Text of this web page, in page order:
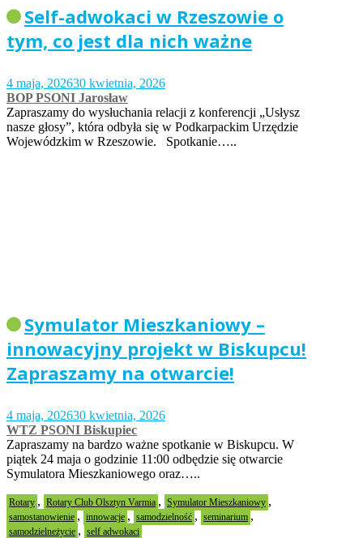
Self-adwokaci w Rzeszowie o
tym, co jest dla nich ważne
4 maja, 202630 kwietnia, 2026
BOP PSONI Jarosław
Zapraszamy do wysłuchania relacji z konferencji „Usłysz
nasze głosy”, która odbyła się w Podkarpackim Urzędzie
Wojewódzkim w Rzeszowie. Spotkanie…..
Symulator Mieszkaniowy –
innowacyjny projekt w Biskupcu!
Zapraszamy na otwarcie!
4 maja, 202630 kwietnia, 2026
WTZ PSONI Biskupiec
Zapraszamy na bardzo ważne spotkanie w Biskupcu. W
piątek 24 maja o godzinie 11:00 odbędzie się otwarcie
Symulatora Mieszkaniowego oraz…..
Rotary , Rotary Club Olsztyn Varmia , Symulator Mieszkaniowy ,
samostanowienie , innowacje , samodzielność , seminarium ,
samodzielneżycie , self adwokaci